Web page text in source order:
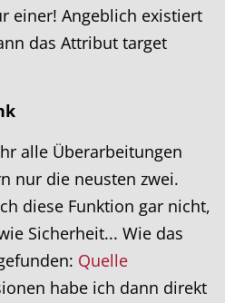
einer! Angeblich existiert
das Attribut target
alle Überarbeitungen
nur die neusten zwei.
diese Funktion gar nicht,
Sicherheit... Wie das
Quelle
habe ich dann direkt